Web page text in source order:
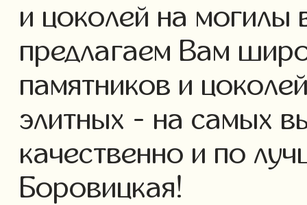
и цоколей на
предлагаем Вам
памятников и
элитных - на самых
качественно и по
Боровицкая!